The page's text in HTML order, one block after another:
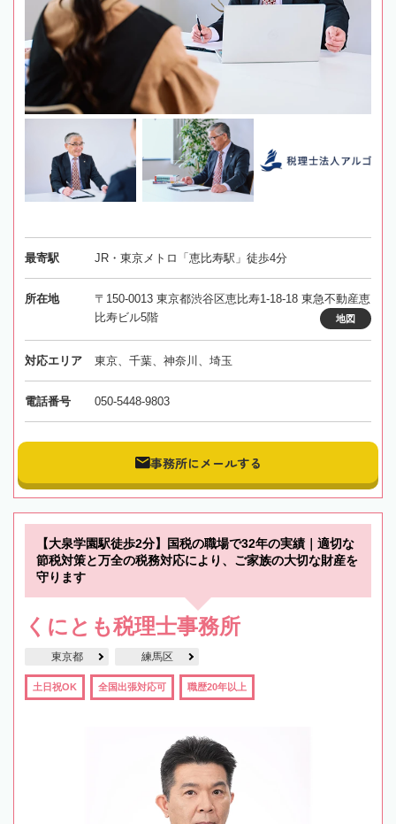
最寄駅 JR・東京メトロ「恵比寿駅」徒歩4分
所在地
〒150-0013 東京都渋谷区恵比寿1-18-18 東急不動産恵
比寿ビル5階
地図
対応エリア 東京、千葉、神奈川、埼玉
電話番号 050-5448-9803
事務所にメールする
【大泉学園駅徒歩2分】国税の職場で32年の実績｜適切な
節税対策と万全の税務対応により、ご家族の大切な財産を
守ります
くにとも税理士事務所
東京都 練馬区
土日祝OK 全国出張対応可 職歴20年以上